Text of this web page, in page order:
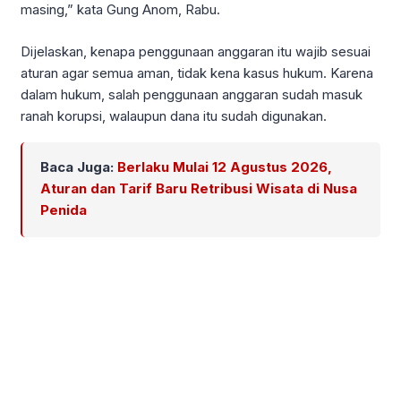
masing,” kata Gung Anom, Rabu.
Dijelaskan, kenapa penggunaan anggaran itu wajib sesuai
aturan agar semua aman, tidak kena kasus hukum. Karena
dalam hukum, salah penggunaan anggaran sudah masuk
ranah korupsi, walaupun dana itu sudah digunakan.
Baca Juga: Berlaku Mulai 12 Agustus 2026,
Aturan dan Tarif Baru Retribusi Wisata di Nusa
Penida